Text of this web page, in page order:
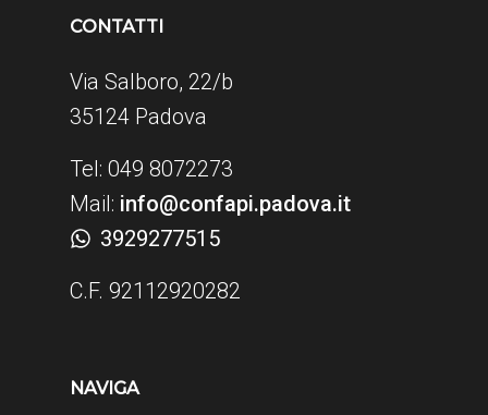
CONTATTI
Via Salboro, 22/b
35124 Padova
Tel: 049 8072273
Mail: info@confapi.padova.it
3929277515
C.F. 92112920282
NAVIGA